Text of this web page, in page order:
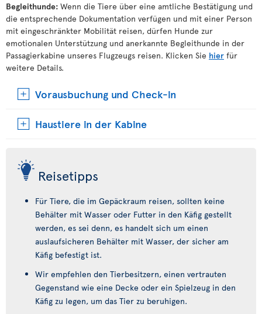
Begleithunde: Wenn die Tiere über eine amtliche Bestätigung und
die entsprechende Dokumentation verfügen und mit einer Person
mit eingeschränkter Mobilität reisen, dürfen Hunde zur
emotionalen Unterstützung und anerkannte Begleithunde in der
Passagierkabine unseres Flugzeugs reisen. Klicken Sie hier für
weitere Details.
Vorausbuchung und Check-in
Haustiere in der Kabine
Reisetipps
Für Tiere, die im Gepäckraum reisen, sollten keine
Behälter mit Wasser oder Futter in den Käfig gestellt
werden, es sei denn, es handelt sich um einen
auslaufsicheren Behälter mit Wasser, der sicher am
Käfig befestigt ist.
Wir empfehlen den Tierbesitzern, einen vertrauten
Gegenstand wie eine Decke oder ein Spielzeug in den
Käfig zu legen, um das Tier zu beruhigen.